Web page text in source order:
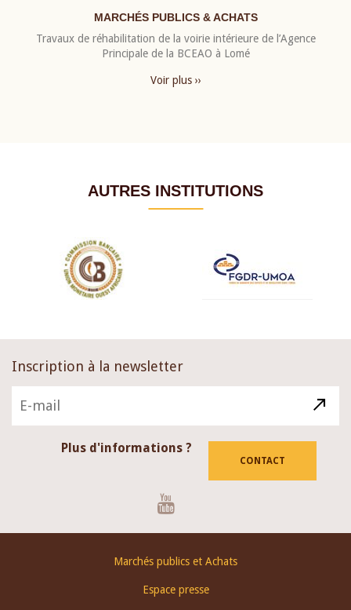
MARCHÉS PUBLICS & ACHATS
Travaux de réhabilitation de la voirie intérieure de l’Agence
Principale de la BCEAO à Lomé
Voir plus ››
AUTRES INSTITUTIONS
Inscription à la newsletter
Plus d'informations ?
CONTACT
Marchés publics et Achats
Espace presse